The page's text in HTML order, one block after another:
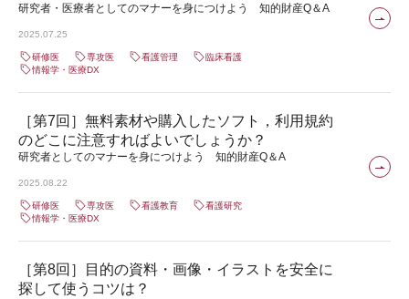
研究者・医療者としてのマナーを身につけよう 知的財産Q＆A
2025.07.25
研修医 専攻医 看護管理
臨床看護
情報学・医療DX
［第7回］無料素材や購入したソフト，利用規約
のどこに注意すればよいでしょうか？
研究者としてのマナーを身につけよう 知的財産Q＆A
2025.08.22
研修医 専攻医 看護教育
看護研究
情報学・医療DX
［第8回］目的の資料・画像・イラストを安全に
探して使うコツは？